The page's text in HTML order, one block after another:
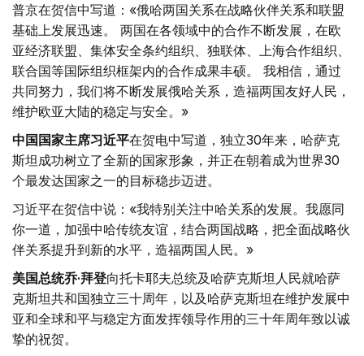
普京在贺信中写道：«俄哈两国关系在战略伙伴关系和联盟
基础上发展迅速。 两国在各领域中的合作不断发展，在欧
亚经济联盟、集体安全条约组织、独联体、上海合作组织、
联合国等国际组织框架内的合作成果丰硕。 我相信，通过
共同努力，我们将不断发展俄哈关系，造福两国友好人民，
维护欧亚大陆的稳定与安全。»
中国国家主席习近平在贺电中写道，独立30年来，哈萨克
斯坦成功树立了全新的国家形象，并正在朝着成为世界30
个最发达国家之一的目标稳步迈进。
习近平在贺信中说：«我特别关注中哈关系的发展。我愿同
你一道，加强中哈传统友谊，结合两国战略，把全面战略伙
伴关系提升到新的水平，造福两国人民。»
美国总统乔·拜登向托卡耶夫总统及哈萨克斯坦人民就哈萨
克斯坦共和国独立三十周年，以及哈萨克斯坦在维护发展中
亚和全球和平与稳定方面发挥领导作用的三十年周年致以诚
挚的祝贺。